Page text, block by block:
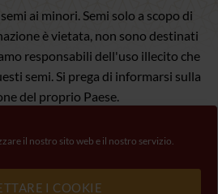
il nostro sito web e il nostro servizio.
I COOKIE
ai minori. Semi solo a scopo di
è vietata, non sono destinati
responsabili dell'uso illecito che
semi. Si prega di informarsi sulla
del proprio Paese.
Sicuro Visto